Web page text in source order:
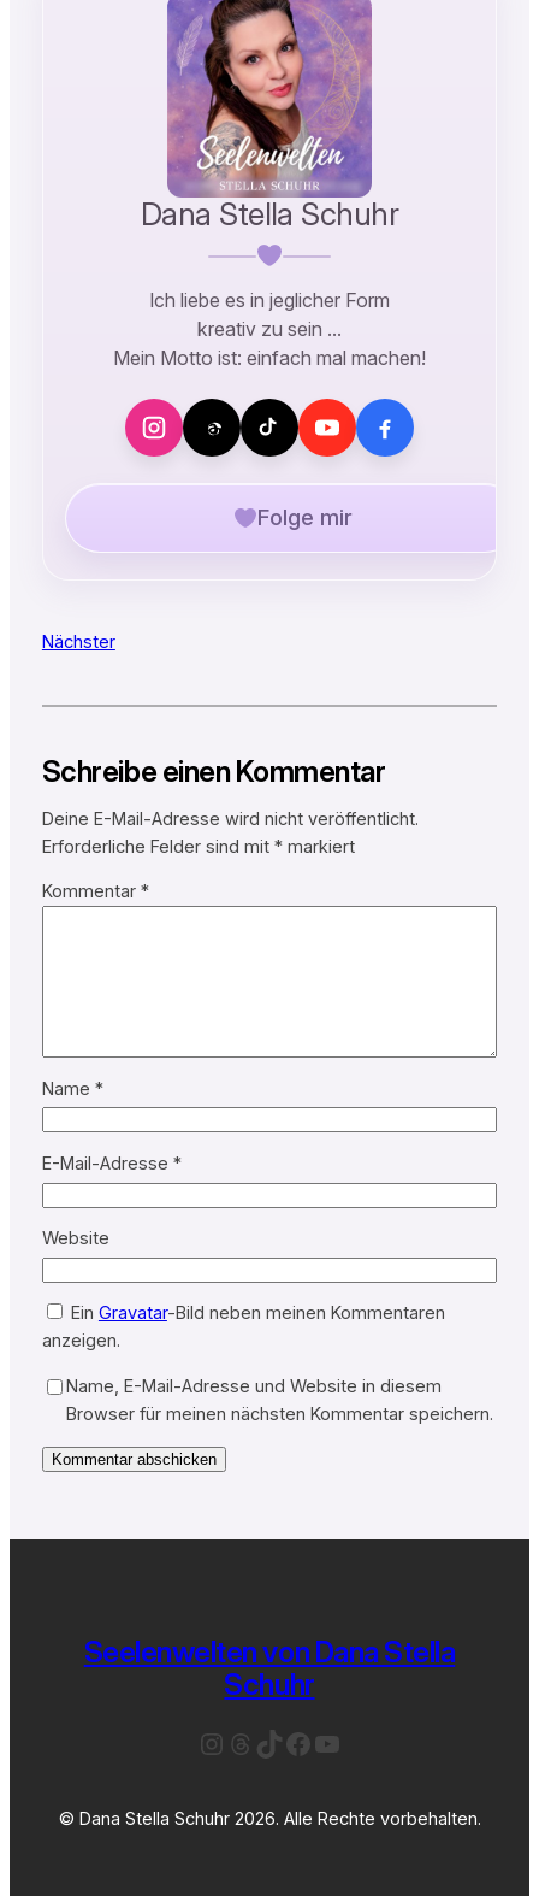
Dana Stella Schuhr
Ich liebe es in jeglicher Form
kreativ zu sein …
Mein Motto ist: einfach mal machen!
Folge mir
Nächster
Schreibe einen Kommentar
Deine E-Mail-Adresse wird nicht veröffentlicht.
Erforderliche Felder sind mit *markiert
Kommentar *
Name *
E-Mail-Adresse *
Website
Ein Gravatar-Bild neben meinen Kommentaren
anzeigen.
Name, E-Mail-Adresse und Website in diesem
Browser für meinen nächsten Kommentar speichern.
Seelenwelten von Dana Stella
Schuhr
Instagram
Threads
TikTok
Facebook
YouTube
© Dana Stella Schuhr 2026. Alle Rechte vorbehalten.